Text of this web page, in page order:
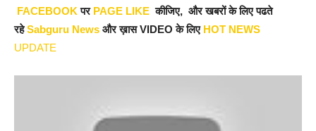
FACEBOOKपर PAGE LIKE कीजिए, और खबरों के लिए पढते
रहेSabguru News और ख़ास VIDEO के लिए HOT NEWS
UPDATE